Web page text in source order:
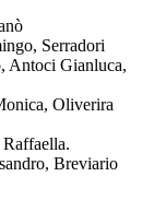
Serradori
Antoci Gianluca,
Oliverira
Breviario